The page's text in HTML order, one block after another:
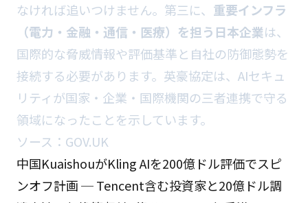
なければ追いつけません。第三に、 重要インフラ
（電力・金融・通信・医療）を担う日本企業は、
国際的な脅威情報や評価基準と自社の防御態勢を
接続する必要があります。英豪協定は、AIセキュ
リティが国家・企業・国際機関の三者連携で守る
領域になったことを示しています。
ソース： GOV.UK
中国KuaishouがKling AIを200億ドル評価でスピ
ンオフ計画 ─ Tencent含む投資家と20億ドル調